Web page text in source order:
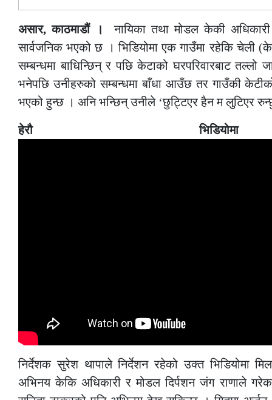
असार, काठमाडौं ।नायिका तथा मोडल केकी
सार्वजनिक भएको छ । भिडियोमा एक गाउँमा रहेकि चेली
सम्बन्धमा बाधिन्छिन् र पछि केटाको घरपरिवारबाट तल्लो
भनेपछि उनीहरुको सम्बन्धमा बाँधा आउँछ तर गाउँकी
भएको हुन्छ । अनि भन्छिन् उनीले ‘छुट्टिएर हैन म लुटिएर
हेरौ
निर्देशक सुरेश थापाले निर्देशन रहेको उक्त भिडियोमा
अभिनय केकि अधिकारी र मोडल दिर्पशन जंग राणाले